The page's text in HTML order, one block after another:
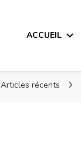
ACCUEIL
Articles récents